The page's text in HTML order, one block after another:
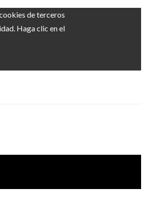
de terceros
Haga clic en el